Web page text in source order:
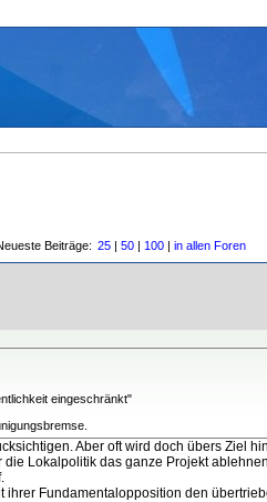
Beiträge: 25 | 50 | 100 | in allen Foren
eingeschränkt"
Aber oft wird doch übers Ziel
Lokalpolitik das ganze Projekt
Fundamentalopposition den